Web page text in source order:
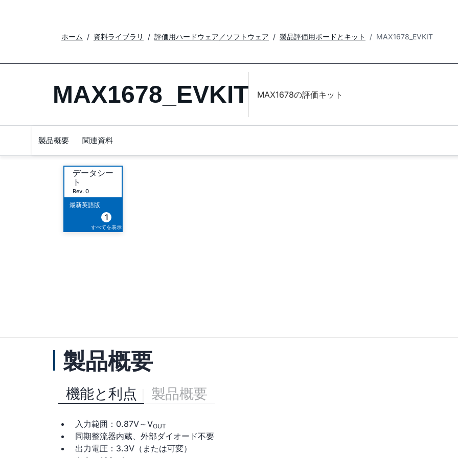
ホーム 資料ライブラリ 評価用ハードウェア／ソフトウェア 製品評価用ボードとキット MAX1678_EVKIT
MAX1678_EVKIT MAX1678の評価キット
製品概要 関連資料
データシー
ト
Rev. 0
最新英語版
1
すべてを表示
製品概要
機能と利点 製品概要
入力範囲：0.87V～VOUT
同期整流器内蔵、外部ダイオード不要
出力電圧：3.3V（または可変）